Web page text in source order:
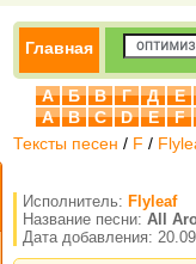
Главная
А Б В Г Д Е
A
B C D E F
Тексты песен / F /
Исполнитель: Flyleaf
Название песни: All
Дата добавления: